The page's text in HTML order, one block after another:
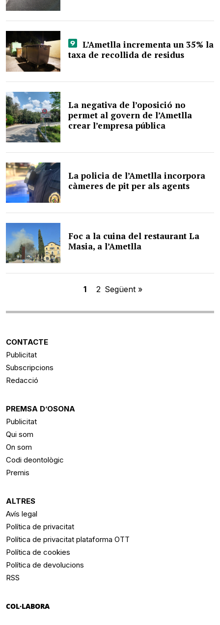
L’Ametlla incrementa un 35% la
taxa de recollida de residus
La negativa de l’oposició no
permet al govern de l’Ametlla
crear l’empresa pública
La policia de l’Ametlla incorpora
càmeres de pit per als agents
Foc a la cuina del restaurant La
Masia, a l’Ametlla
1 2 Següent »
CONTACTE
Publicitat
Subscripcions
Redacció
PREMSA D’OSONA
Publicitat
Qui som
On som
Codi deontològic
Premis
ALTRES
Avís legal
Política de privacitat
Política de privacitat plataforma OTT
Política de cookies
Política de devolucions
RSS
COL·LABORA